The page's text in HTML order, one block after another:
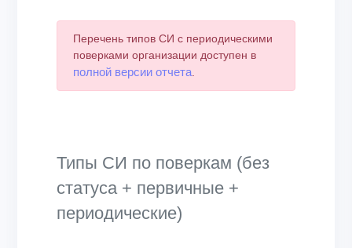
Перечень типов СИ с периодическими
поверками организации доступен в
полной версии отчета.
Типы СИ по поверкам (без
статуса + первичные +
периодические)